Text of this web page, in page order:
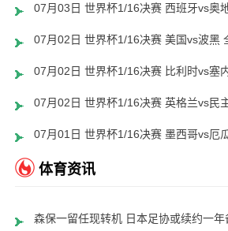
07月03日 世界杯1/16决赛 西班牙vs奥
07月02日 世界杯1/16决赛 美国vs波黑
07月02日 世界杯1/16决赛 比利时vs塞
07月02日 世界杯1/16决赛 英格兰vs民
07月01日 世界杯1/16决赛 墨西哥vs厄
体育资讯
森保一留任现转机 日本足协或续约一年